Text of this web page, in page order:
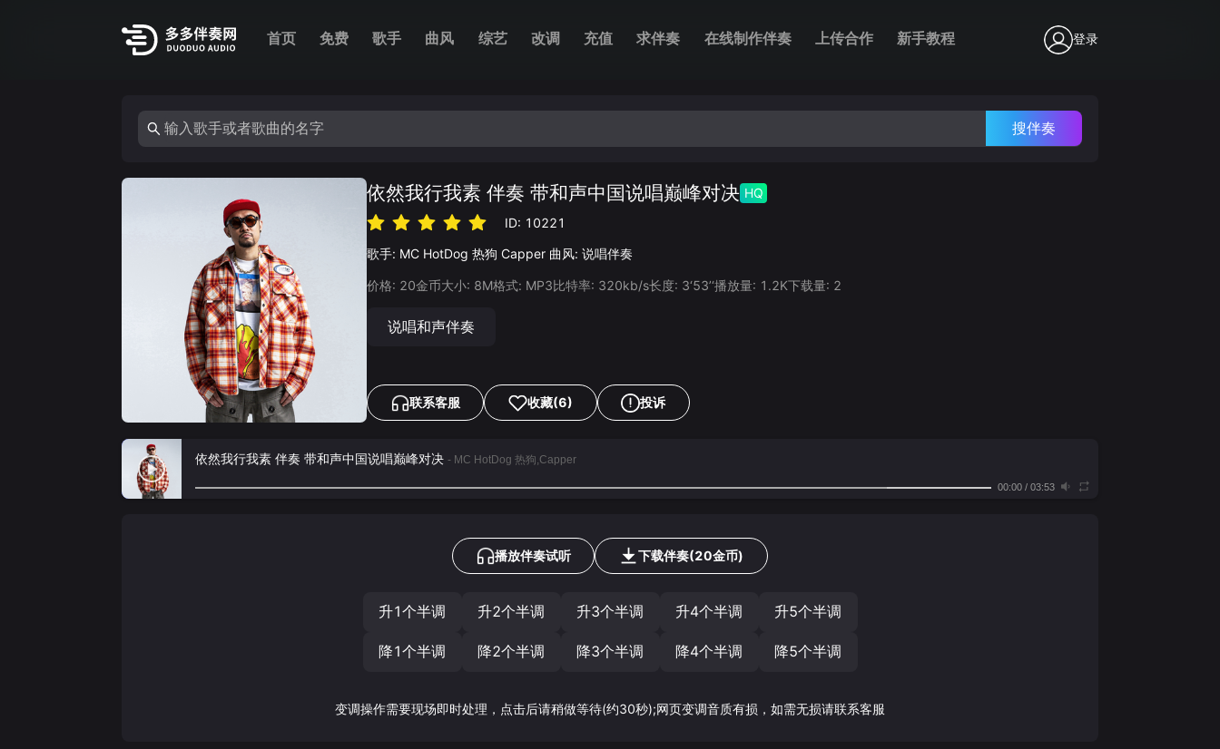
首页 免费 歌手 曲风 综艺 改调 充值 求伴奏 在线制作伴奏 上传合作 新手教程 登录
搜伴奏
依然我行我素 伴奏 带和声中国说唱巅峰对决 HQ
ID: 10221
歌手: MC HotDog 热狗 Capper 曲风: 说唱伴奏
价格: 20金币大小: 8M格式: MP3比特率: 320kb/s长度: 3‘53’‘播放量: 1.2K下载量: 2
说唱和声伴奏
联系客服 收藏(6) 投诉
依然我行我素 伴奏 带和声中国说唱巅峰对决 - MC HotDog 热狗,Capper
00:00/ 03:53
播放伴奏试听 下载伴奏(20金币)
升1个半调 升2个半调 升3个半调 升4个半调 升5个半调
降1个半调 降2个半调 降3个半调 降4个半调 降5个半调
变调操作需要现场即时处理，点击后请稍做等待(约30秒);网页变调音质有损，如需无损请联系客服